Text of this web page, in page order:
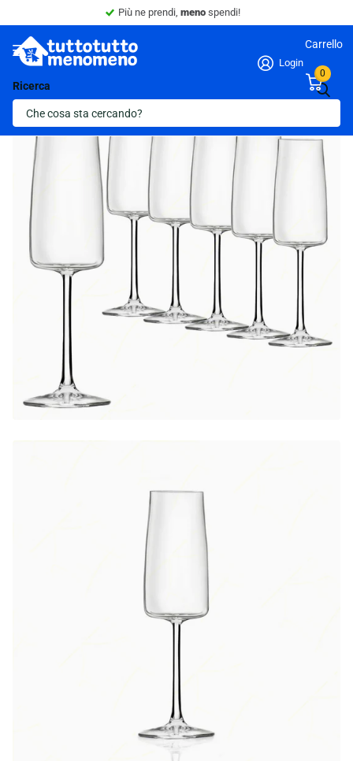
Più ne prendi, meno spendi!
Ricerca
Login
Carrello
0